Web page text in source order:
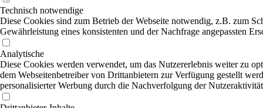
Technisch notwendige
Diese Cookies sind zum Betrieb der Webseite notwendig, z.B. zum
Gewährleistung eines konsistenten und der Nachfrage angepassten
Analytische
Diese Cookies werden verwendet, um das Nutzererlebnis weiter zu
dem Webseitenbetreiber von Drittanbietern zur Verfügung gestellt
personalisierter Werbung durch die Nachverfolgung der